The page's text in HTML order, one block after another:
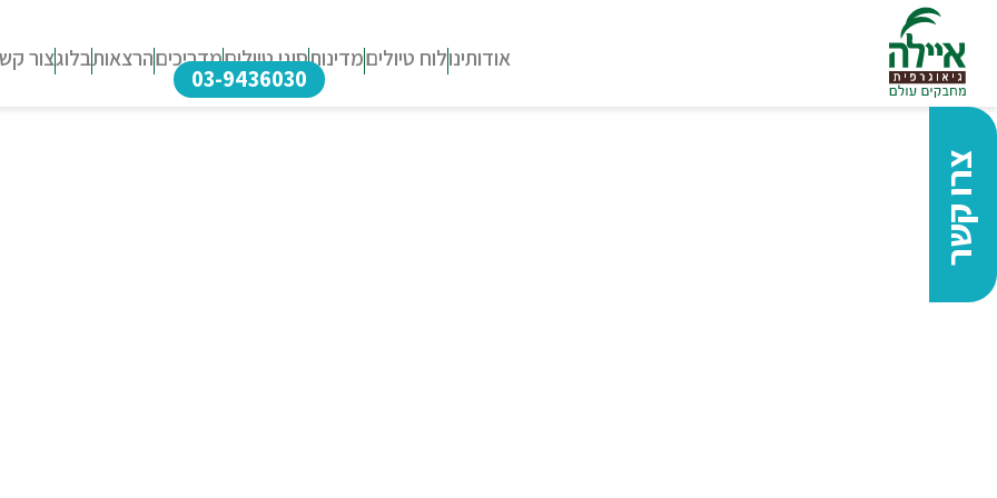
אודותינולוח טיוליםמדינותסוגי טיוליםמדריכיםהרצאותבלוגצור
03-9436030
צרו קשר